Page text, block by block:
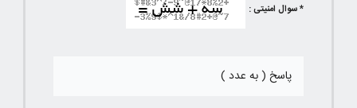
* سوال امنیتی :